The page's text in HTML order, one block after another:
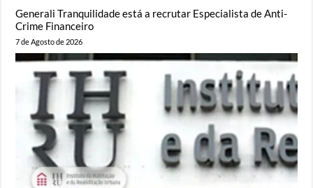
Generali Tranquilidade está a recrutar Especialista de Anti-
Crime Financeiro
7 de Agosto de 2026